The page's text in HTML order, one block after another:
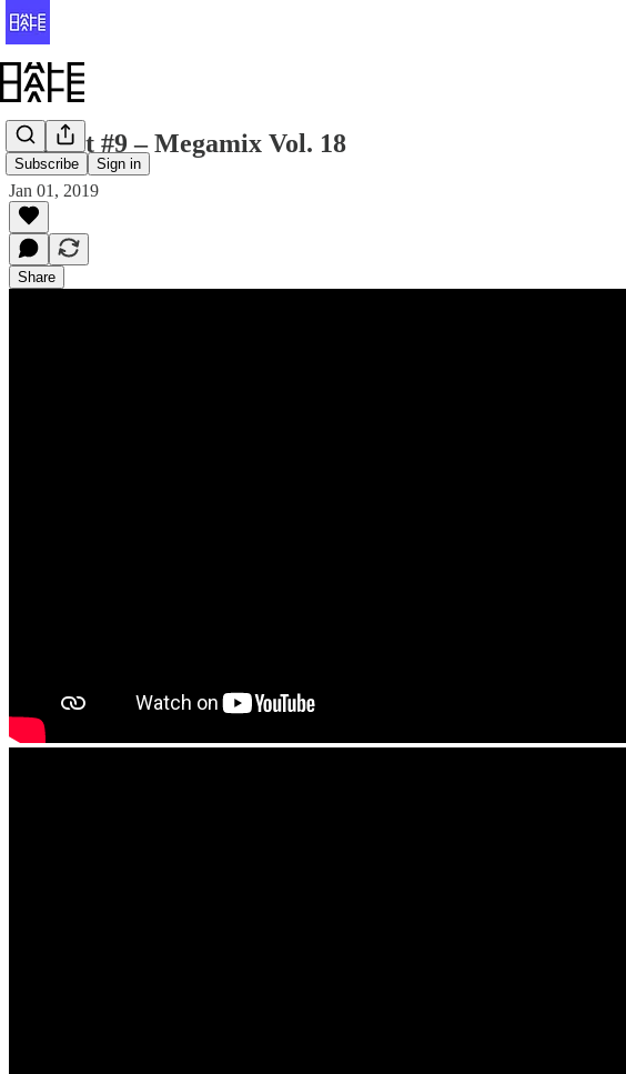
Subscribe Sign in
Halfvet #9 – Megamix Vol. 18
Jan 01, 2019
Share